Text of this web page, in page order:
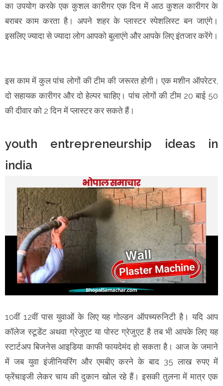
का उपयोग करके एक कुशल कारीगर एक दिन में आठ कुशल कारीगर के
बराबर काम करता है। अपने शहर के प्लास्टर स्पेशलिस्ट बन जाएंगे।
इसलिए ज्यादा से ज्यादा लोग आपको बुलाएंगे और आपके लिए इंतजार करेंगे।
इस काम में कुल पांच लोगों की टीम की जरूरत होगी। एक मशीन ऑपरेटर,
दो सहायक कारीगर और दो हेल्पर चाहिए। पांच लोगों की टीम 20 बाई 50
की दीवार को 2 दिन में प्लास्टर कर सकते हैं।
youth entrepreneurship ideas in
india
10वीं 12वीं पास युवाओं के लिए यह गोल्डन ऑपच्यरुनिटी है। यदि आप
कॉलेज स्टूडेंट अथवा ग्रेजुएट या पोस्ट ग्रेजुएट है तब भी आपके लिए यह
स्टार्टअप बिजनेस आइडिया काफी फायदेमंद हो सकता है। आज के जमाने
में जब युवा इंजीनियरिंग और एमबीए करने के बाद 35 लाख रुपए में
फ्रेंचाइजी लेकर चाय की दुकान खोल रहे हैं। इसकी तुलना में मात्र एक